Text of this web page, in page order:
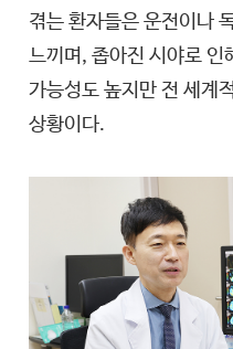
겪는 환자들은 운전이나
느끼며, 좁아진 시야로 인
가능성도 높지만 전 세계
상황이다.